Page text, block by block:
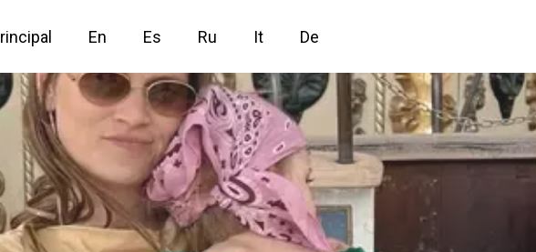
En Es Ru It De